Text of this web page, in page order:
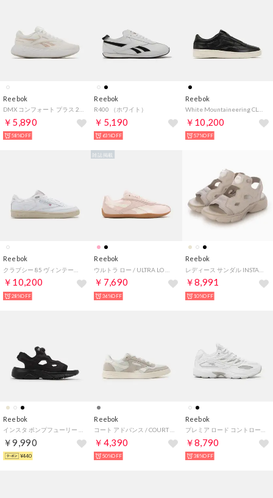
Reebok
￥5,890
58%OFF
Reebok
R400 （ホワイト）
￥5,190
63%OFF
Reebok
￥10,200
57%OFF
Reebok
￥10,200
28%OFF
Reebok
￥7,690
雑誌掲載
36%OFF
Reebok
￥8,991
10%OFF
Reebok
￥9,990
¥440
Reebok
￥4,390
50%OFF
Reebok
￥8,790
38%OFF